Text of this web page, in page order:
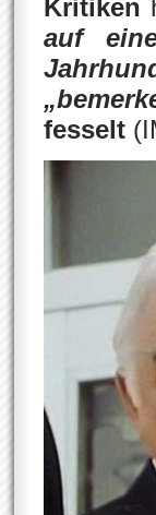
Kritiken
auf
fesselt